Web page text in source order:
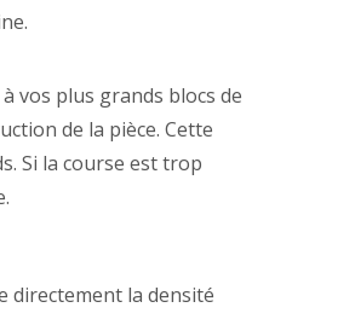
vos plus grands blocs de
de la pièce. Cette
Si la course est trop
directement la densité